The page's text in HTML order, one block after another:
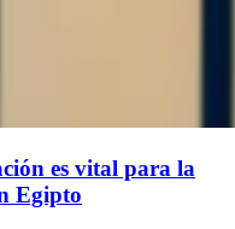
es vital para la
Egipto